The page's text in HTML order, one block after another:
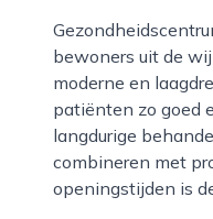
Gezondheidscentrum voorhof in delft is een veelzijdig medisch en paramedisch centrum waar
bewoners uit de
moderne en
patiënten zo goed
langdurige
combineren met
openingstijden is